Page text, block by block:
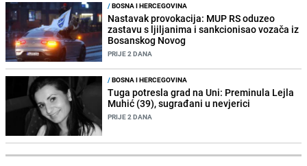
/BOSNA I HERCEGOVINA
Nastavak provokacija: MUP RS oduzeo
zastavu s ljiljanima i sankcionisao vozača iz
Bosanskog Novog
PRIJE 2 DANA
/BOSNA I HERCEGOVINA
Tuga potresla grad na Uni: Preminula Lejla
Muhić (39), sugrađani u nevjerici
PRIJE 2 DANA